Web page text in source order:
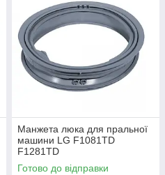
Манжета люка для пральної
машини LG F1081TD
F1281TD
Готово до відправки